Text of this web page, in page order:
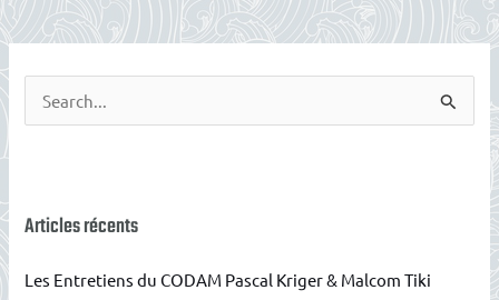
e
e
c
Articles récents
Les Entretiens du CODAM Pascal Kriger & Malcom Tiki